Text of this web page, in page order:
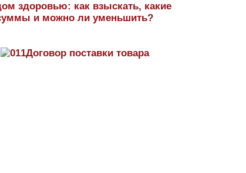
здоровью: как взыскать, какие
и можно ли уменьшить?
Договор поставки товара